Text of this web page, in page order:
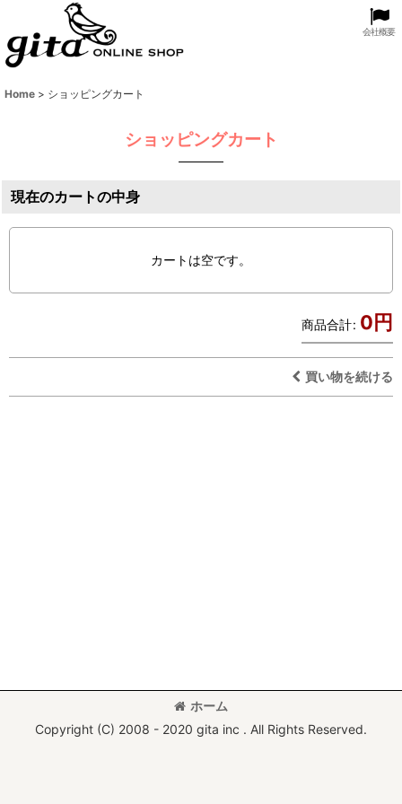
会社概要
Home > ショッピングカート
ショッピングカート
現在のカートの中身
カートは空です。
商品合計: 0円
買い物を続ける
ホーム
Copyright (C) 2008 - 2020 gita inc . All Rights Reserved.